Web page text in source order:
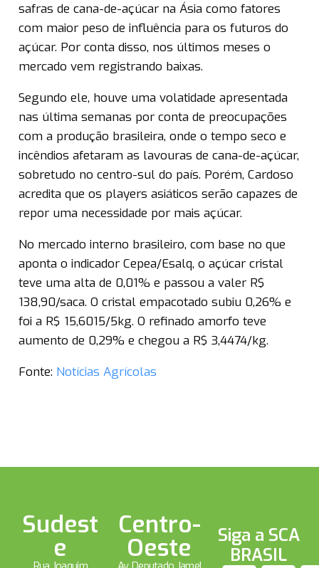
safras de cana-de-açúcar na Ásia como fatores
com maior peso de influência para os futuros do
açúcar. Por conta disso, nos últimos meses o
mercado vem registrando baixas.
Segundo ele, houve uma volatidade apresentada
nas última semanas por conta de preocupações
com a produção brasileira, onde o tempo seco e
incêndios afetaram as lavouras de cana-de-açúcar,
sobretudo no centro-sul do país. Porém, Cardoso
acredita que os players asiáticos serão capazes de
repor uma necessidade por mais açúcar.
No mercado interno brasileiro, com base no que
aponta o indicador Cepea/Esalq, o açúcar cristal
teve uma alta de 0,01% e passou a valer R$
138,90/saca. O cristal empacotado subiu 0,26% e
foi a R$ 15,6015/5kg. O refinado amorfo teve
aumento de 0,29% e chegou a R$ 3,4474/kg.
Fonte: Notícias Agrícolas
Sudest
e
Centro-
Oeste
Siga a SCA
BRASIL